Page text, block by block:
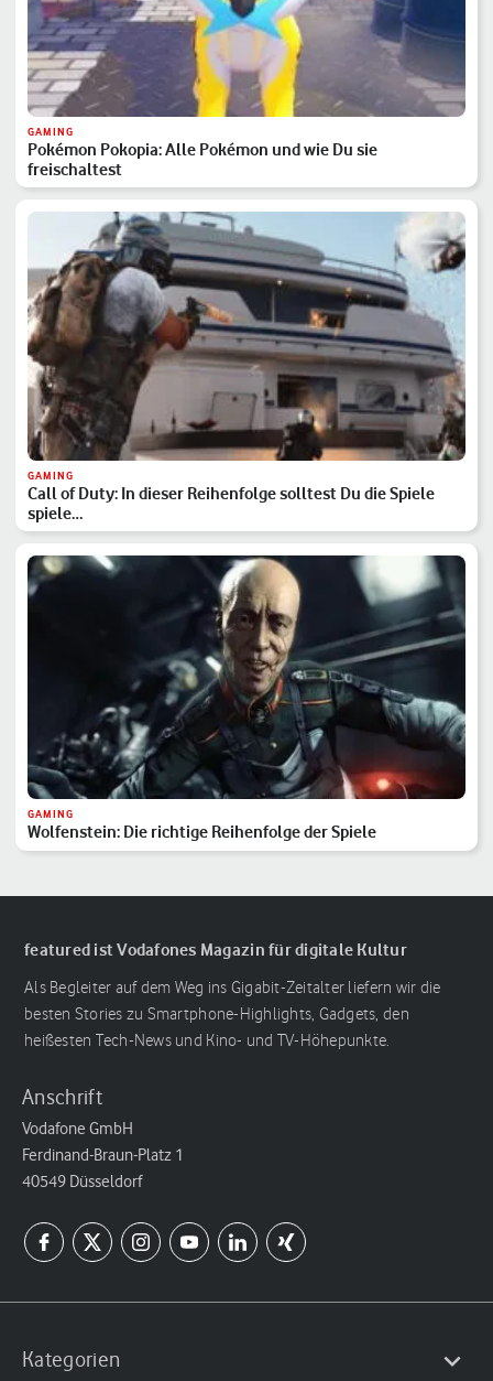
GAMING
Pokémon Pokopia: Alle Pokémon und wie Du sie
freischaltest
GAMING
Call of Duty: In dieser Reihenfolge solltest Du die Spiele
spiele…
GAMING
Wolfenstein: Die richtige Reihenfolge der Spiele
featured ist Vodafones Magazin für digitale Kultur
Als Begleiter auf dem Weg ins Gigabit-Zeitalter liefern wir die
besten Stories zu Smartphone-Highlights, Gadgets, den
heißesten Tech-News und Kino- und TV-Höhepunkte.
Anschrift
Vodafone GmbH
Ferdinand-Braun-Platz 1
40549 Düsseldorf
Kategorien